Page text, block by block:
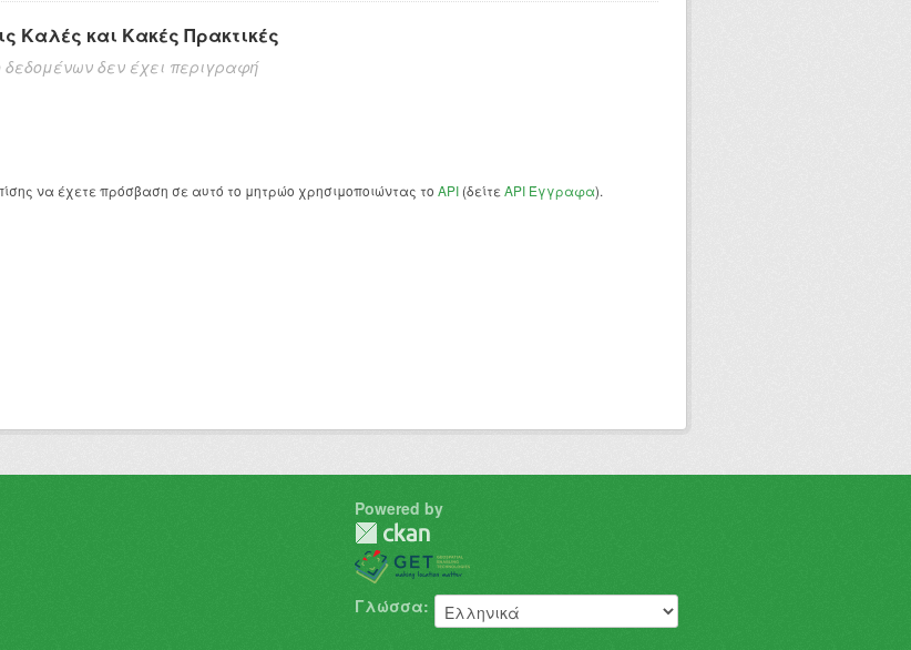
Καλές και Κακές Πρακτικές
δεδομένων δεν έχει περιγραφή
να έχετε πρόσβαση σε αυτό το μητρώο χρησιμοποιώντας το API (δείτε API Έγγραφα).
Powered by
Γλώσσα